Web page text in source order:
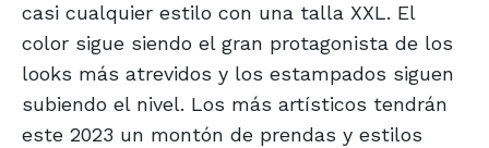
casi cualquier estilo con una talla XXL. El
color sigue siendo el gran protagonista de los
looks más atrevidos y los estampados siguen
subiendo el nivel. Los más artísticos tendrán
este 2023 un montón de prendas y estilos